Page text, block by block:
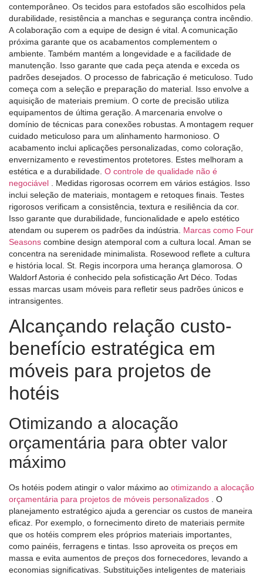
contemporâneo. Os tecidos para estofados são escolhidos pela
durabilidade, resistência a manchas e segurança contra incêndio.
A colaboração com a equipe de design é vital. A comunicação
próxima garante que os acabamentos complementem o
ambiente. Também mantém a longevidade e a facilidade de
manutenção. Isso garante que cada peça atenda e exceda os
padrões desejados. O processo de fabricação é meticuloso. Tudo
começa com a seleção e preparação do material. Isso envolve a
aquisição de materiais premium. O corte de precisão utiliza
equipamentos de última geração. A marcenaria envolve o
domínio de técnicas para conexões robustas. A montagem requer
cuidado meticuloso para um alinhamento harmonioso. O
acabamento inclui aplicações personalizadas, como coloração,
envernizamento e revestimentos protetores. Estes melhoram a
estética e a durabilidade. O controle de qualidade não é
negociável
. Medidas rigorosas ocorrem em vários estágios. Isso
inclui seleção de materiais, montagem e retoques finais. Testes
rigorosos verificam a consistência, textura e resiliência da cor.
Isso garante que durabilidade, funcionalidade e apelo estético
atendam ou superem os padrões da indústria. Marcas como Four
Seasons combine design atemporal com a cultura local. Aman se
concentra na serenidade minimalista. Rosewood reflete a cultura
e história local. St. Regis incorpora uma herança glamorosa. O
Waldorf Astoria é conhecido pela sofisticação Art Déco. Todas
essas marcas usam móveis para refletir seus padrões únicos e
intransigentes.
Alcançando relação custo-
benefício estratégica em
móveis para projetos de
hotéis
Otimizando a alocação
orçamentária para obter valor
máximo
Os hotéis podem atingir o valor máximo ao otimizando a alocação
orçamentária para projetos de móveis personalizados
. O
planejamento estratégico ajuda a gerenciar os custos de maneira
eficaz. Por exemplo, o fornecimento direto de materiais permite
que os hotéis comprem eles próprios materiais importantes,
como painéis, ferragens e tintas. Isso aproveita os preços em
massa e evita aumentos de preços dos fornecedores, levando a
economias significativas. Substituições inteligentes de materiais